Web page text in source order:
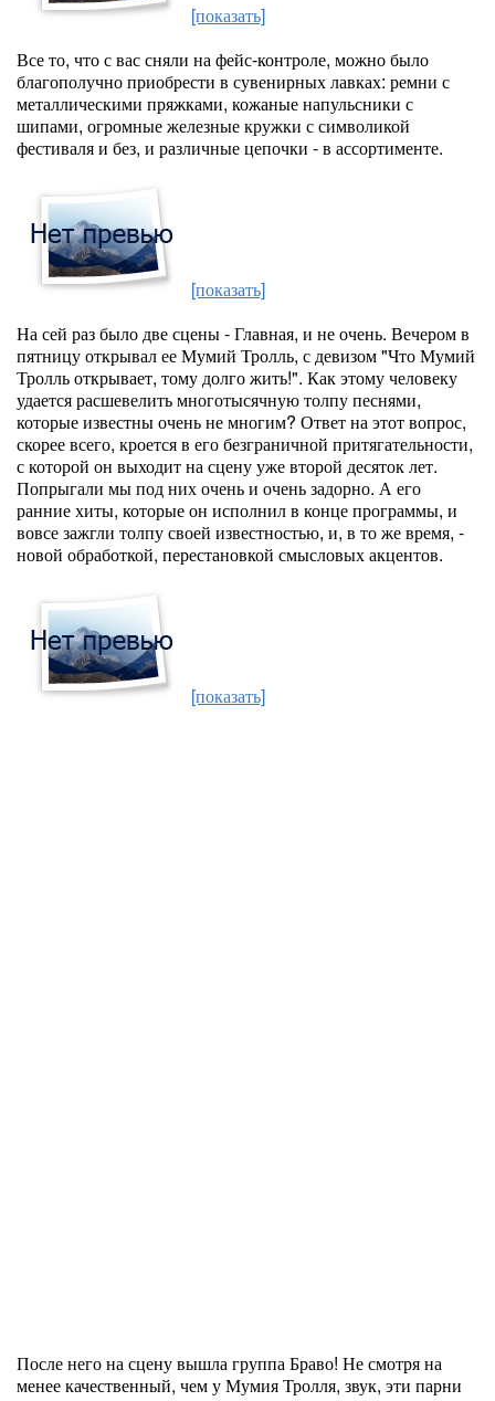
[показать]
Все то, что с вас сняли на фейс-контроле, можно было
благополучно приобрести в сувенирных лавках: ремни с
металлическими пряжками, кожаные напульсники с
шипами, огромные железные кружки с символикой
фестиваля и без, и различные цепочки - в ассортименте.
[показать]
На сей раз было две сцены - Главная, и не очень. Вечером в
пятницу открывал ее Мумий Тролль, с девизом "Что Мумий
Тролль открывает, тому долго жить!". Как этому человеку
удается расшевелить многотысячную толпу песнями,
которые известны очень не многим? Ответ на этот вопрос,
скорее всего, кроется в его безграничной притягательности,
с которой он выходит на сцену уже второй десяток лет.
Попрыгали мы под них очень и очень задорно. А его
ранние хиты, которые он исполнил в конце программы, и
вовсе зажгли толпу своей известностью, и, в то же время, -
новой обработкой, перестановкой смысловых акцентов.
[показать]
После него на сцену вышла группа Браво! Не смотря на
менее качественный, чем у Мумия Тролля, звук, эти парни